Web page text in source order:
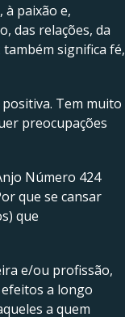
à paixão e,
das relações, da
também significa fé,
Tem muito
preocupações
Número 424
que se cansar
que
e/ou profissão,
a longo
a quem